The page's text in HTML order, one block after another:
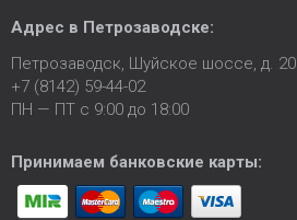
Адрес в Петрозаводске:
Петрозаводск, Шуйское шоссе, д. 20
+7 (8142) 59-44-02
ПН — ПТ с 9:00 до 18:00
Принимаем банковские карты: